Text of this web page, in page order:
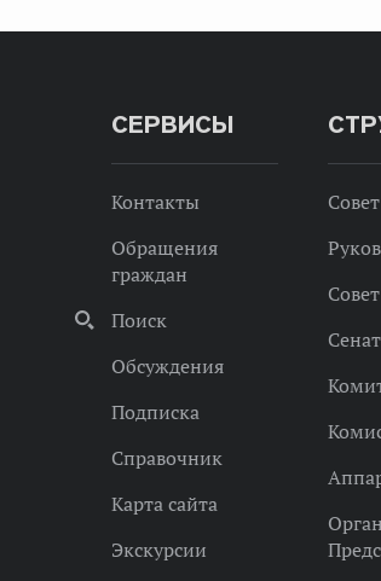
СЕРВИСЫ
Контакты
Обращения
граждан
Поиск
Обсуждения
Подписка
Справочник
Карта сайта
Экскурсии